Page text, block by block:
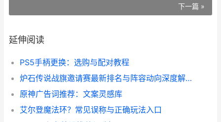
下一篇 »
延伸阅读
PS5手柄更换：选购与配对教程
炉石传说战旗邀请赛最新排名与阵容动向深度解析
原神广告词推荐：文案灵感库
艾尔登魔法环？常见误称与正确玩法入口